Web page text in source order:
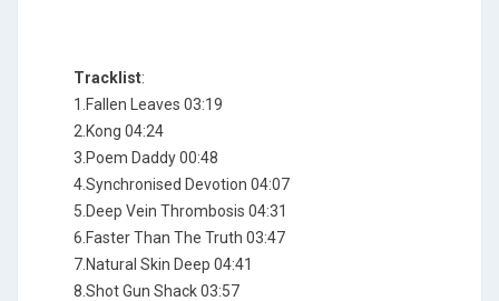
Tracklist:
1.Fallen Leaves 03:19
2.Kong 04:24
3.Poem Daddy 00:48
4.Synchronised Devotion 04:07
5.Deep Vein Thrombosis 04:31
6.Faster Than The Truth 03:47
7.Natural Skin Deep 04:41
8.Shot Gun Shack 03:57